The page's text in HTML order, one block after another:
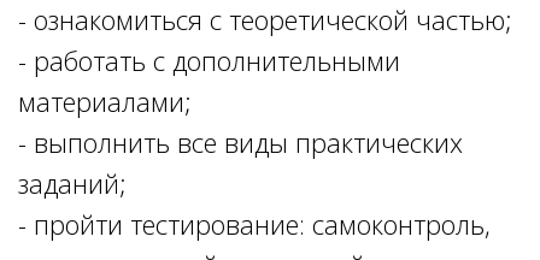
- ознакомиться с теоретической частью;
- работать с дополнительными
материалами;
- выполнить все виды практических
заданий;
- пройти тестирование: самоконтроль,